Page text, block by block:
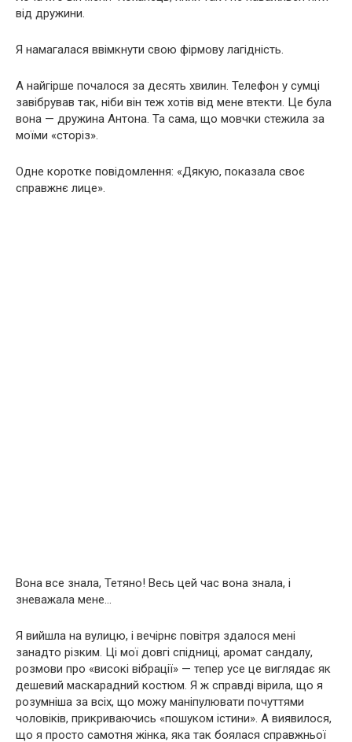
від дружини.
Я намагалася ввімкнути свою фірмову лагідність.
А найгірше почалося за десять хвилин. Телефон у сумці
завібрував так, ніби він теж хотів від мене втекти. Це була
вона — дружина Антона. Та сама, що мовчки стежила за
моїми «сторіз».
Одне коротке повідомлення: «Дякую, показала своє
справжнє лице».
Вона все знала, Тетяно! Весь цей час вона знала, і
зневажала мене…
Я вийшла на вулицю, і вечірнє повітря здалося мені
занадто різким. Ці мої довгі спідниці, аромат сандалу,
розмови про «високі вібрації» — тепер усе це виглядає як
дешевий маскарадний костюм. Я ж справді вірила, що я
розумніша за всіх, що можу маніпулювати почуттями
чоловіків, прикриваючись «пошуком істини». А виявилося,
що я просто самотня жінка, яка так боялася справжньої